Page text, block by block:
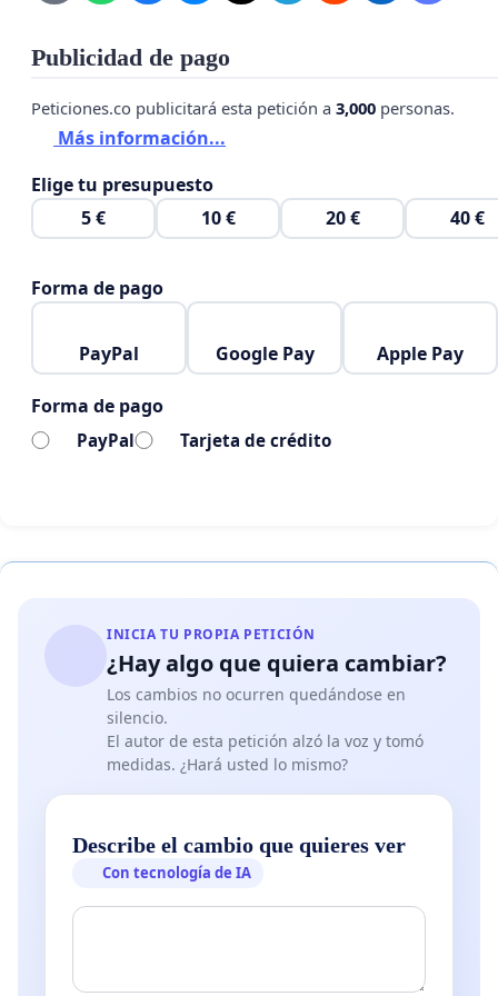
metros cuadrados
carril de la Oscuridad (venta El Loro), llegando hasta
Oliva, e incluyendo el parque eólico cercano a Vejer.
zonas naturales de bosques de acebuche, pino y
alto valor ecológico y calidad de vida para Vejer y
Publicidad de pago
Peticiones.co publicitará esta petición a 3,000 personas.
Más información...
Elige tu presupuesto
5 €
10 € 20 € 40 €
Forma de pago
PayPal Google Pay Apple Pay
Forma de pago
PayPal Tarjeta de crédito
INICIA TU PROPIA PETICIÓN
¿Hay algo que quiera cambiar?
Los cambios no ocurren quedándose en
silencio.
El autor de esta petición alzó la voz y tomó
medidas. ¿Hará usted lo mismo?
Describe el cambio que quieres ver
Con tecnología de IA